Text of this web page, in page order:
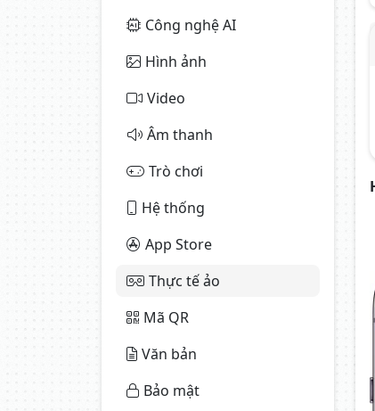
Công nghệ AI
Hình ảnh
Video
Âm thanh
Trò chơi
Hệ thống
App Store
Thực tế ảo
Mã QR
Văn bản
Bảo mật